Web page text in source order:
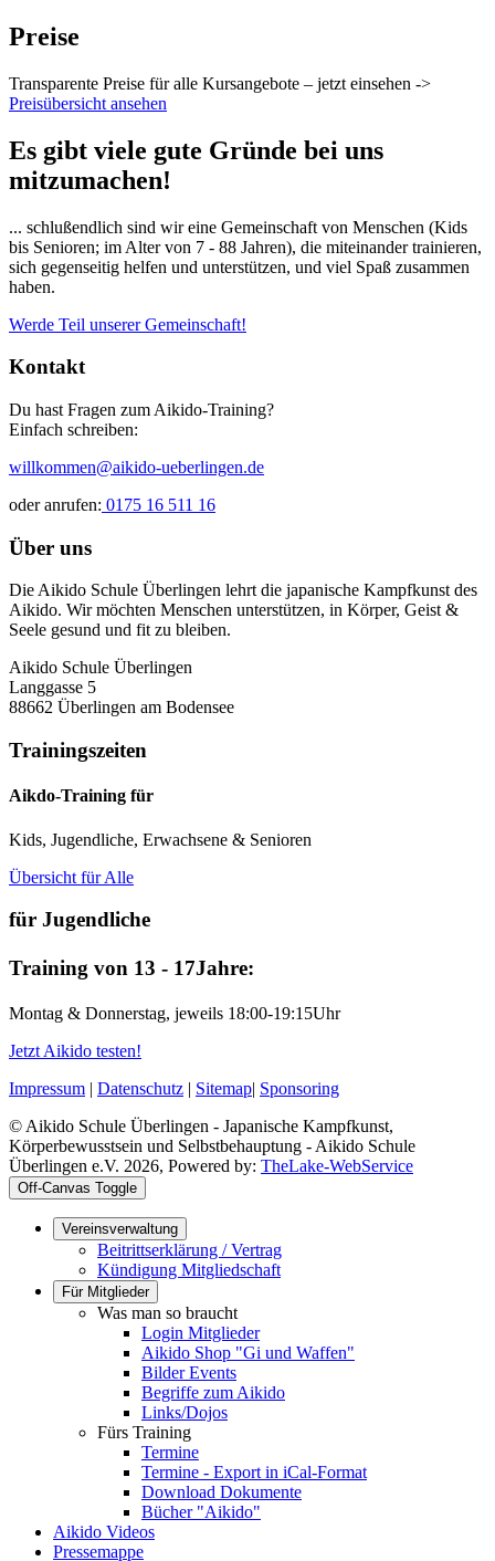
Preise
Transparente Preise für alle Kursangebote – jetzt einsehen ->
Preisübersicht ansehen
Es gibt viele gute Gründe bei uns
mitzumachen!
... schlußendlich sind wir eine Gemeinschaft von Menschen (Kids
bis Senioren; im Alter von 7 - 88 Jahren), die miteinander trainieren,
sich gegenseitig helfen und unterstützen, und viel Spaß zusammen
haben.
Werde Teil unserer Gemeinschaft!
Kontakt
Du hast Fragen zum Aikido-Training?
Einfach schreiben:
willkommen@aikido-ueberlingen.de
oder anrufen: 0175 16 511 16
Über uns
Die Aikido Schule Überlingen lehrt die japanische Kampfkunst des
Aikido. Wir möchten Menschen unterstützen, in Körper, Geist &
Seele gesund und fit zu bleiben.
Aikido Schule Überlingen
Langgasse 5
88662 Überlingen am Bodensee
Trainingszeiten
Aikdo-Training für
Kids, Jugendliche, Erwachsene & Senioren
Übersicht für Alle
für Jugendliche
Training von 13 - 17Jahre:
Montag & Donnerstag, jeweils 18:00-19:15Uhr
Jetzt Aikido testen!
Impressum | Datenschutz | Sitemap| Sponsoring
© Aikido Schule Überlingen - Japanische Kampfkunst,
Körperbewusstsein und Selbstbehauptung - Aikido Schule
Überlingen e.V. 2026, Powered by: TheLake-WebService
Off-Canvas Toggle
Vereinsverwaltung
Beitrittserklärung / Vertrag
Kündigung Mitgliedschaft
Für Mitglieder
Was man so braucht
Login Mitglieder
Aikido Shop "Gi und Waffen"
Bilder Events
Begriffe zum Aikido
Links/Dojos
Fürs Training
Termine
Termine - Export in iCal-Format
Download Dokumente
Bücher "Aikido"
Aikido Videos
Pressemappe